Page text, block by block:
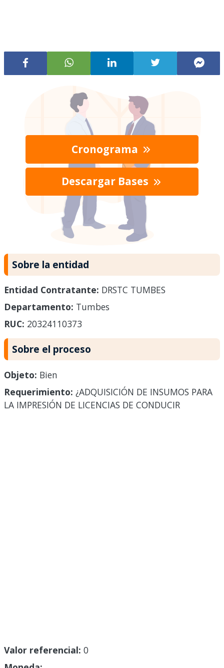
Cronograma
Descargar Bases
Sobre la entidad
Entidad Contratante: DRSTC TUMBES
Departamento: Tumbes
RUC: 20324110373
Sobre el proceso
Objeto: Bien
Requerimiento: ¿ADQUISICIÓN DE INSUMOS PARA
LA IMPRESIÓN DE LICENCIAS DE CONDUCIR
Valor referencial: 0